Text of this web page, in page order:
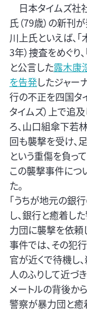
日本タイムズ社
氏（79歳）の新刊
川上氏といえば、「
3年）捜査をめぐり
と公言した露木康
を告発したジャー
行の不正を四国タ
タイムズ）上で追
ろ、山口組傘下若
回も襲撃を受け、
という重傷を負って
この襲撃事件につ
た。
「うちが地元の銀
し、銀行と癒着し
力団に襲撃を依頼
事件では、その犯
官が近くで待機し
人のふりして近づ
メートルの背後か
警察が暴力団と癒